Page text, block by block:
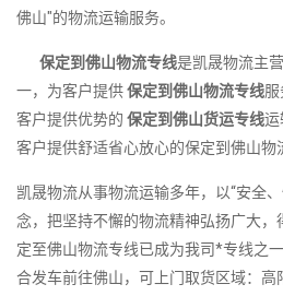
佛山"的物流运输服务。
保定到佛山物流专线是凯晟物流主
一，为客户提供保定到佛山物流专线
客户提供优势的 保定到佛山货运专线运
客户提供舒适省心放心的保定到佛山物
凯晟物流从事物流运输多年，以“安全
念，把坚持不懈的物流精神弘扬广大
定至佛山物流专线已成为我司*专线之
合发车前往佛山，可上门取货区域：